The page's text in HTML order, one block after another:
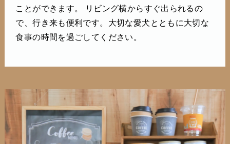
ことができます。 リビング横からすぐ出られるの
で、行き来も便利です。大切な愛犬とともに大切な
食事の時間を過ごしてください。